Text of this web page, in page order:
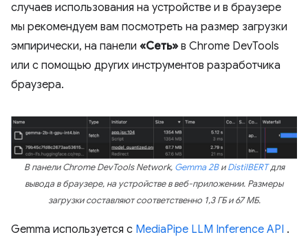
случаев использования на устройстве и в браузере
мы рекомендуем вам посмотреть на размер загрузки
эмпирически, на панели «Сеть» в Chrome DevTools
или с помощью других инструментов разработчика
браузера.
В панели Chrome DevTools Network, Gemma 2BиDistilBERTдля
вывода в браузере, на устройстве в веб-приложении. Размеры
загрузки составляют соответственно 1,3 ГБ и 67 МБ.
Gemma используется с MediaPipe LLM Inference API .